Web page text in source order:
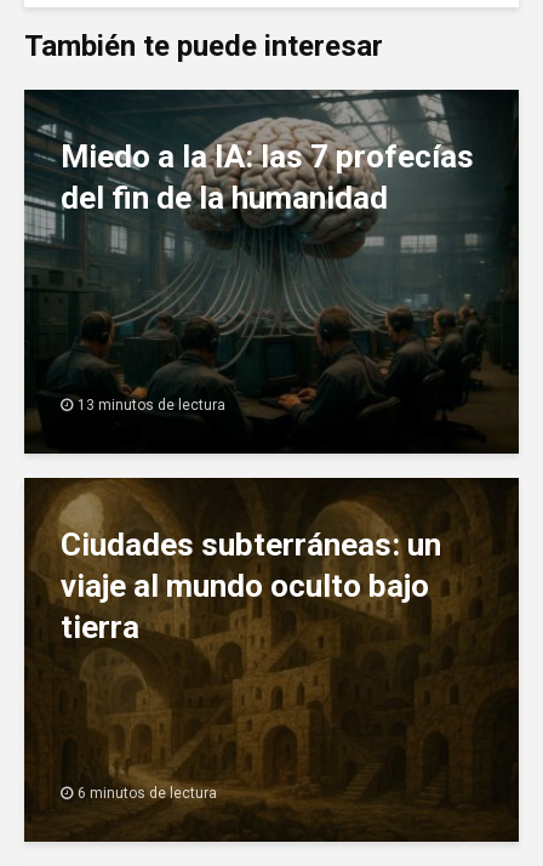
También te puede interesar
Miedo a la IA: las 7 profecías
del fin de la humanidad
13 minutos de lectura
Ciudades subterráneas: un
viaje al mundo oculto bajo
tierra
6 minutos de lectura